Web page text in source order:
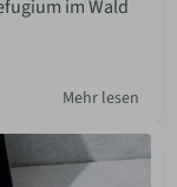
im Wald
Mehr lesen